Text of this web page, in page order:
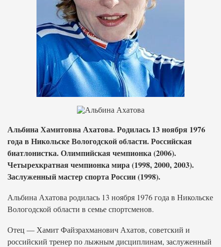
Альбина Хамитовна Ахатова. Родилась 13 ноября 1976
года в Никольске Вологодской области. Российская
биатлонистка. Олимпийская чемпионка (2006).
Четырехкратная чемпионка мира (1998, 2000, 2003).
Заслуженный мастер спорта России (1998).
Альбина Ахатова родилась 13 ноября 1976 года в Никольске
Вологодской области в семье спортсменов.
Отец — Хамит Файзрахманович Ахатов, советский и
российский тренер по лыжным дисциплинам, заслуженный